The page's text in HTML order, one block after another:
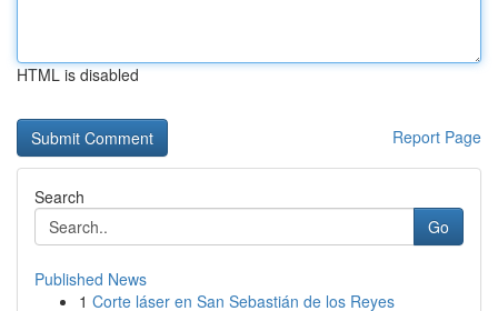
HTML is disabled
Report Page
Search
Go
Published News
1 Corte láser en San Sebastián de los Reyes